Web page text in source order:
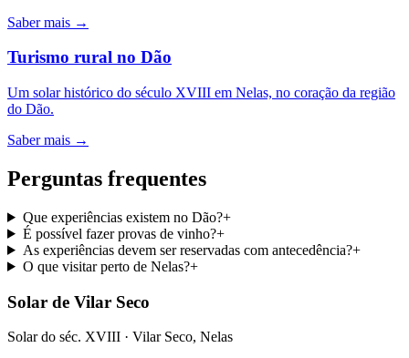
Saber mais →
Turismo rural no Dão
Um solar histórico do século XVIII em Nelas, no coração da região
do Dão.
Saber mais →
Perguntas frequentes
Que experiências existem no Dão?+
É possível fazer provas de vinho?+
As experiências devem ser reservadas com antecedência?+
O que visitar perto de Nelas?+
Solar de Vilar Seco
Solar do séc. XVIII · Vilar Seco, Nelas